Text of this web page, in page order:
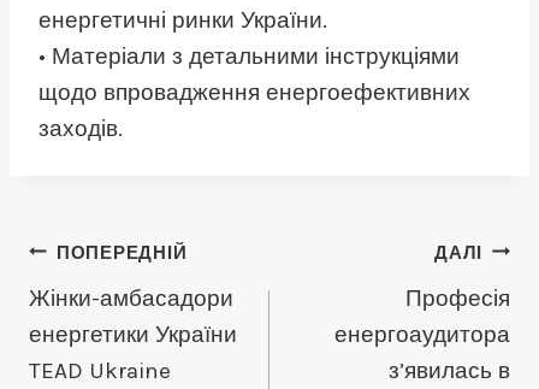
енергетичні ринки України.
• Матеріали з детальними інструкціями
щодо впровадження енергоефективних
заходів.
Навігація
записів
ПОПЕРЕДНІЙ
Жінки-амбасадори
енергетики України
TEAD Ukraine
ДАЛІ
Професія
енергоаудитора
з’явилась в